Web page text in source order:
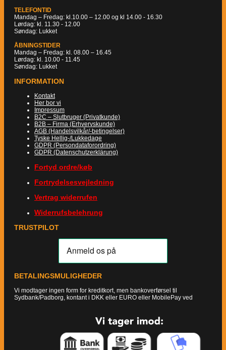
TELEFONTID
Mandag – Fredag: kl.10.00 – 12.00 og kl 14.00 - 16.30
Lørdag: kl. 11.30 - 12.00
Søndag: Lukket
ÅBNINGSTIDER
Mandag – Fredag: kl. 08.00 – 16.45
Lørdag: kl. 10.00 - 11.45
Søndag: Lukket
INFORMATION
Kontakt
Her bor vi
Impressum
B2C – Slutbruger (Privatkunde)
B2B – Firma (Erhvervskunde)
AGB (Handelsvilkår/-betingelser)
Tyske Hellig-/Lukkedage
GDPR (Persondataforordring)
GDPR (Datenschutzerklärung)
Fortyd ordre/køb
Fortrydelsesvejledning
Vertrag widerrufen
Widerrufsbelehrung
TRUSTPILOT
BETALINGSMULIGHEDER
Vi modtager ingen form for kreditkort, men bankoverførsel til
Sydbank/Padborg, kontant i DKK eller EURO eller MobilePay ved